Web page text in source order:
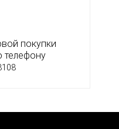
покупки
телефону